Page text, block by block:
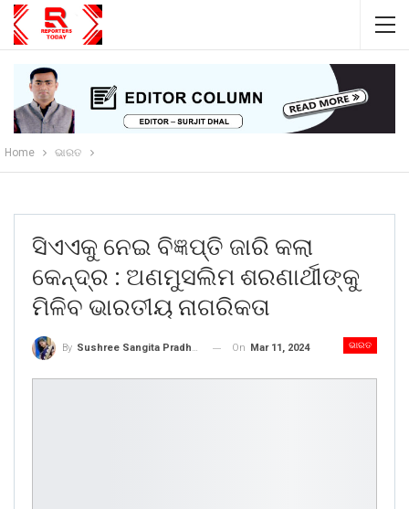
Home ଭାରତ
ସିଏଏକୁ ନେଇ ବିଜ୍ଞପ୍ତି ଜାରି କଲା
କେନ୍ଦ୍ର : ଅଣମୁସଲିମ ଶରଣାର୍ଥୀଙ୍କୁ
ମିଳିବ ଭାରତୀୟ ନାଗରିକତା
ଭାରତ
By Sushree Sangita Pradhan On Mar 11, 2024